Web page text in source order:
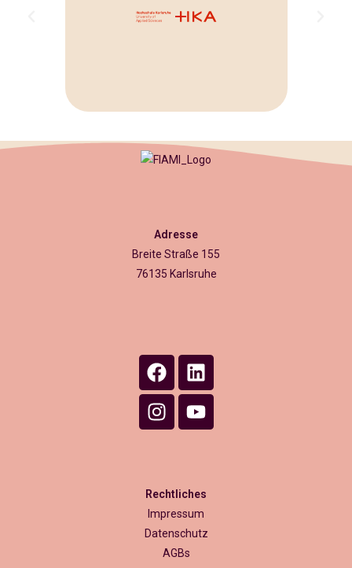
Adresse
Breite Straße 155
76135 Karlsruhe
Rechtliches
Impressum
Datenschutz
AGBs